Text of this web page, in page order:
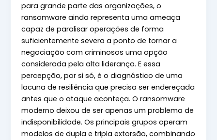
para grande parte das organizações, o
ransomware ainda representa uma ameaça
capaz de paralisar operações de forma
suficientemente severa a ponto de tornar a
negociação com criminosos uma opção
considerada pela alta liderança. E essa
percepção, por si só, é o diagnóstico de uma
lacuna de resiliência que precisa ser endereçada
antes que o ataque aconteça. O ransomware
moderno deixou de ser apenas um problema de
indisponibilidade. Os principais grupos operam
modelos de dupla e tripla extorsão, combinando